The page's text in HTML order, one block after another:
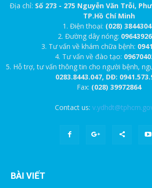
Địa chỉ: Số 273 - 275 Nguyễn Văn Trỗi,
TP.Hồ Chí Minh
1. Điện thoại: (028)
2. Đường dây nóng:
3. Tư vấn về khám chữa bệnh:
4. Tư vấn về đào tạo:
5. Hỗ trợ, tư vấn thông tin cho người bệnh,
0283.8443.047, DĐ:
Fax: (028) 39972864
Contact us:
BÀI VIẾT